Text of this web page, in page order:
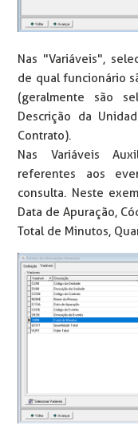
Nas "Variáveis",
de qual funcionário
(geralmente são
Descrição da
Contrato).
Nas Variáveis
referentes aos
consulta. Neste
Data de Apuração,
Total de Minutos,